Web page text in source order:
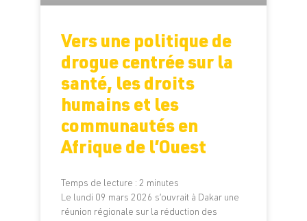
Vers une politique de
drogue centrée sur la
santé, les droits
humains et les
communautés en
Afrique de l’Ouest
Temps de lecture : 2 minutes
Le lundi 09 mars 2026 s’ouvrait à Dakar une
réunion régionale sur la réduction des